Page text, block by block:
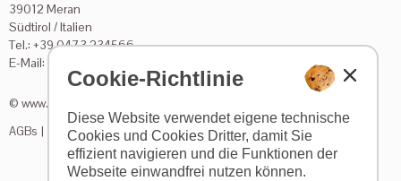
Cookie-Richtlinie
Diese Website verwendet eigene technische
Cookies und Cookies Dritter, damit Sie
effizient navigieren und die Funktionen der
Webseite einwandfrei nutzen können.
39012 Meran
Südtirol / Italien
Tel.: +39 0473 234566
E-Mail:
© www.drescher.it - Webdesign in Südtirol
AGBs | Preise | Seite drucken